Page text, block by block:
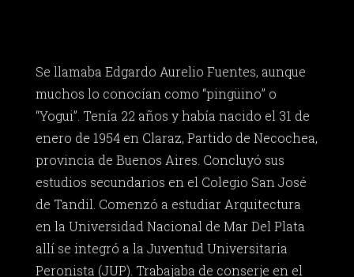
Se llamaba Edgardo Aurelio Fuentes, aunque
muchos lo conocían como “pingüino” o
“Yogui”. Tenía 22 años y había nacido el 31 de
enero de 1954 en Claraz, Partido de Necochea,
provincia de Buenos Aires. Concluyó sus
estudios secundarios en el Colegio San José
de Tandil. Comenzó a estudiar Arquitectura
en la Universidad Nacional de Mar Del Plata
allí se integró a la Juventud Universitaria
Peronista (JUP). Trabajaba de conserje en el